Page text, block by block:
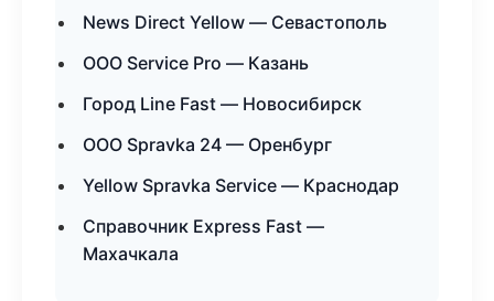
News Direct Yellow — Севастополь
ООО Service Pro — Казань
Город Line Fast — Новосибирск
ООО Spravka 24 — Оренбург
Yellow Spravka Service — Краснодар
Справочник Express Fast —
Махачкала